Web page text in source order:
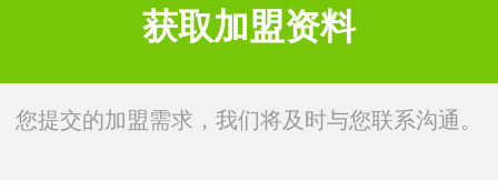
您提交的加盟需求，我们将及时与您联系沟通。